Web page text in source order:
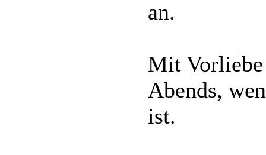
an.
Mit Vorliebe
Abends,
ist.